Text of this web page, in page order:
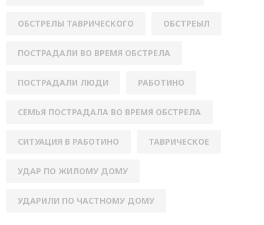
ОБСТРЕЛЫ ТАВРИЧЕСКОГО ОБСТРЕЫЛ
ПОСТРАДАЛИ ВО ВРЕМЯ ОБСТРЕЛА
ПОСТРАДАЛИ ЛЮДИ РАБОТИНО
СЕМЬЯ ПОСТРАДАЛА ВО ВРЕМЯ ОБСТРЕЛА
СИТУАЦИЯ В РАБОТИНО ТАВРИЧЕСКОЕ
УДАР ПО ЖИЛОМУ ДОМУ
УДАРИЛИ ПО ЧАСТНОМУ ДОМУ